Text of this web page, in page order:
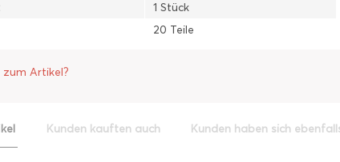
1 Stück
20 Teile
zum Artikel?
Kunden kauften auch Kunden haben sich